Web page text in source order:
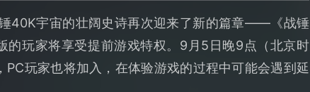
40K宇宙的壮阔史诗再次迎来了新的篇章——《战锤
玩家将享受提前游戏特权。9月5日晚9点（北京时
玩家也将加入，在体验游戏的过程中可能会遇到延